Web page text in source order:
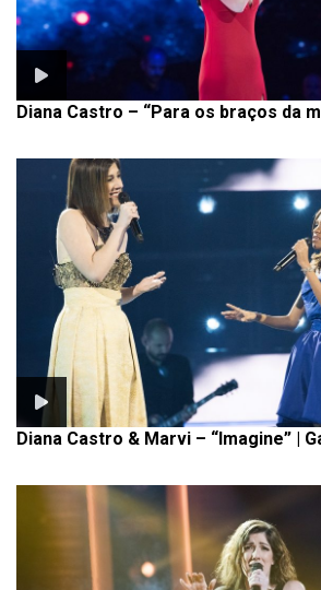
Diana Castro – “Para os braços da
Diana Castro & Marvi – “Imagine” |